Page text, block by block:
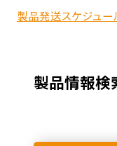
製品発送スケジュー
製品情報検